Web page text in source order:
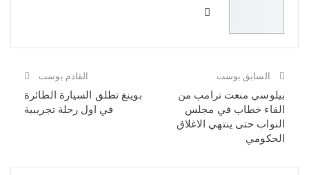
السابق بوست
بيلوسي منعت ترامب من
القاء خطاب في مجلس
النواب حتى ينتهي الاغلاق
الحكومي
القادم بوست
بوينغ تطلق السيارة الطائرة
في اول رحلة تجريبية